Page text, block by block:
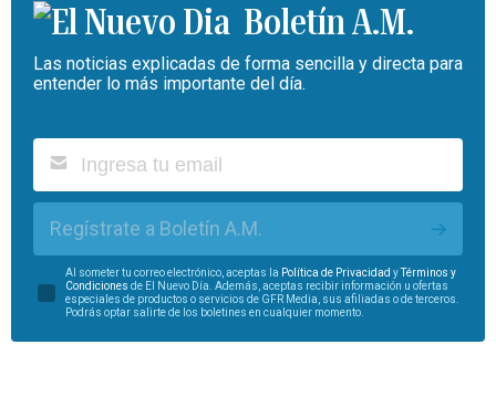
Boletín A.M.
Las noticias explicadas de forma sencilla y directa para
entender lo más importante del día.
Regístrate a Boletín A.M.
Al someter tu correo electrónico, aceptas la Política de Privacidad yTérminos y
Condiciones de El Nuevo Día. Además, aceptas recibir información u ofertas
especiales de productos o servicios de GFR Media, sus afiliadas o de terceros.
Podrás optar salirte de los boletines en cualquier momento.